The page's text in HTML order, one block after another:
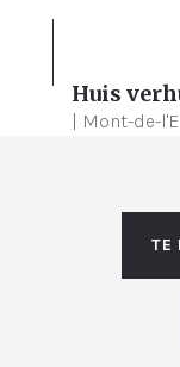
3
Huis
| Mont-de-
TE